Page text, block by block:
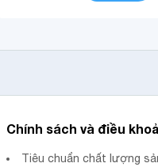
Chính sách và điều
Tiêu chuẩn chất lượng